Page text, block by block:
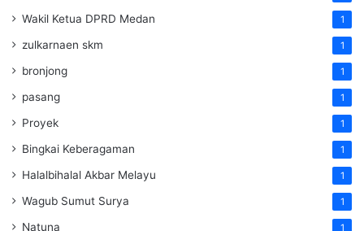
Wakil Ketua DPRD Medan 1
zulkarnaen skm 1
bronjong 1
pasang 1
Proyek 1
Bingkai Keberagaman 1
Halalbihalal Akbar Melayu 1
Wagub Sumut Surya 1
Natuna 1